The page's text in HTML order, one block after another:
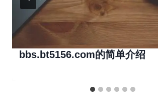
bbs.bt5156.com的简单介绍